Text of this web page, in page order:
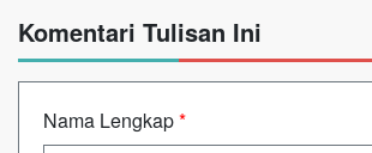
Komentari Tulisan Ini
Nama Lengkap*